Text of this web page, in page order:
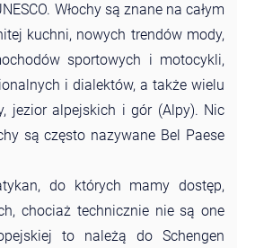
Włochy są znane na całym
kuchni, nowych trendów mody,
sportowych i motocykli,
i dialektów, a także wielu
jezior alpejskich i gór (Alpy). Nic
są często nazywane Bel Paese
do których mamy dostęp,
chociaż technicznie nie są one
to należą do Schengen